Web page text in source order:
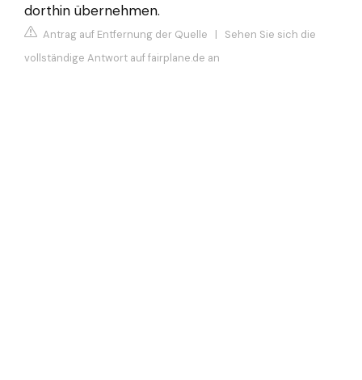
dorthin übernehmen.
Antrag auf Entfernung der Quelle | Sehen Sie sich die
vollständige Antwort auf fairplane.de an